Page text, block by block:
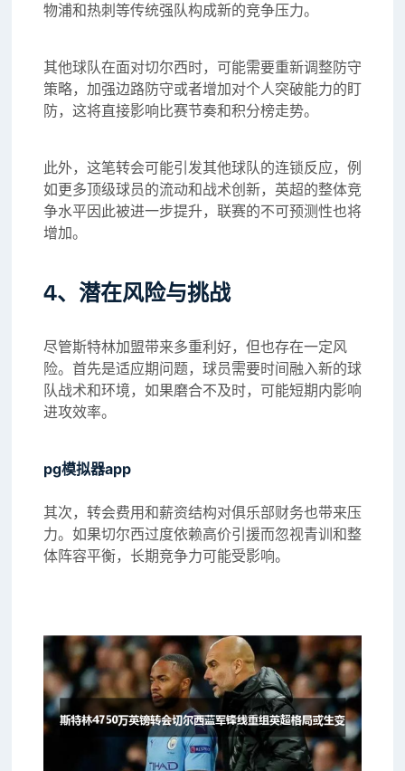
物浦和热刺等传统强队构成新的竞争压力。
其他球队在面对切尔西时，可能需要重新调整防守
策略，加强边路防守或者增加对个人突破能力的盯
防，这将直接影响比赛节奏和积分榜走势。
此外，这笔转会可能引发其他球队的连锁反应，例
如更多顶级球员的流动和战术创新，英超的整体竞
争水平因此被进一步提升，联赛的不可预测性也将
增加。
4、潜在风险与挑战
尽管斯特林加盟带来多重利好，但也存在一定风
险。首先是适应期问题，球员需要时间融入新的球
队战术和环境，如果磨合不及时，可能短期内影响
进攻效率。
pg模拟器app
其次，转会费用和薪资结构对俱乐部财务也带来压
力。如果切尔西过度依赖高价引援而忽视青训和整
体阵容平衡，长期竞争力可能受影响。